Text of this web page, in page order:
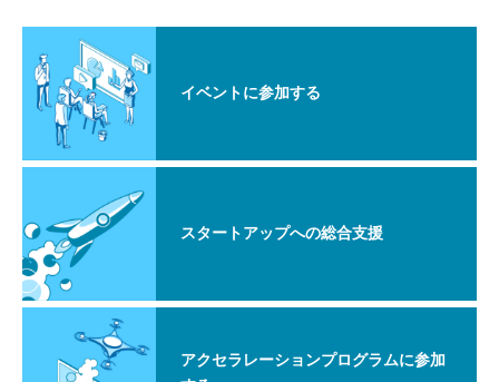
イベントに参加する
スタートアップへの総合支援
アクセラレーションプログラムに参加